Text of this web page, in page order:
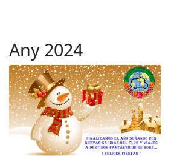
Any 2024